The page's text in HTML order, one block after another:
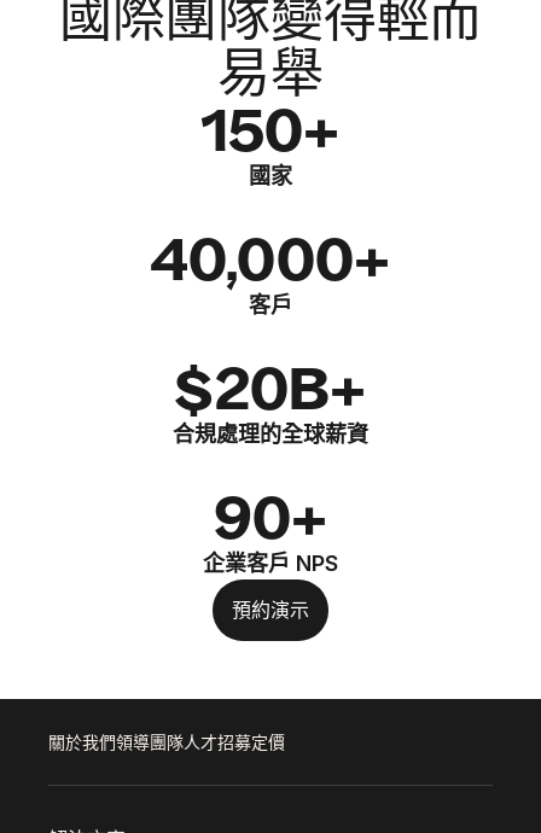
國際團隊變得輕而
易舉
150+
國家
40,000+
客戶
$20B+
合規處理的全球薪資
90+
企業客戶 NPS
預約演示
關於我們領導團隊人才招募定價